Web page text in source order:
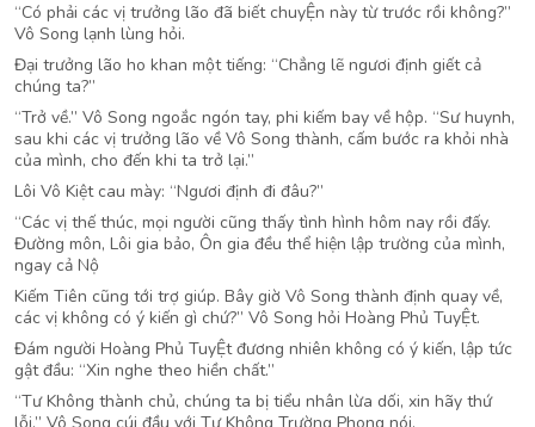
“Có phải các vị trưởng lão đã biết chuyỆn này từ trước rồi không?”
Vô Song lạnh lùng hỏi.
Đại trưởng lão ho khan một tiếng: “Chẳng lẽ ngươi định giết cả
chúng ta?”
“Trở về.” Vô Song ngoắc ngón tay, phi kiếm bay về hộp. “Sư huynh,
sau khi các vị trưởng lão về Vô Song thành, cấm bước ra khỏi nhà
của mình, cho đến khi ta trở lại.”
Lôi Vô Kiệt cau mày: “Ngươi định đi đâu?”
“Các vị thế thúc, mọi người cũng thấy tình hình hôm nay rồi đấy.
Đường môn, Lôi gia bảo, Ôn gia đều thể hiện lập trường của mình,
ngay cả Nộ
Kiếm Tiên cũng tới trợ giúp. Bây giờ Vô Song thành định quay về,
các vị không có ý kiến gì chứ?” Vô Song hỏi Hoàng Phủ TuyỆt.
Đám người Hoàng Phủ TuyỆt đương nhiên không có ý kiến, lập tức
gật đầu: “Xin nghe theo hiền chất.”
“Tư Không thành chủ, chúng ta bị tiểu nhân lừa dối, xin hãy thứ